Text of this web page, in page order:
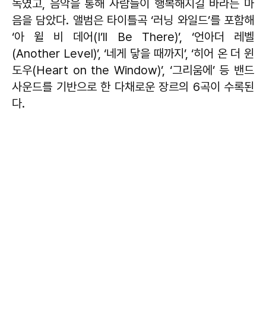
녹였고, 음악을 통해 사람들이 행복해지길 바라는 마
음을 담았다. 앨범은 타이틀곡 ‘러닝 와일드’를 포함해
‘아 윌 비 데어(I’ll Be There)’, ‘언아더 레벨
(Another Level)’, ‘네게 닿을 때까지’, ‘히어 온 더 윈
도우(Heart on the Window)’, ‘그리움에’ 등 밴드
사운드를 기반으로 한 다채로운 장르의 6곡이 수록된
다.